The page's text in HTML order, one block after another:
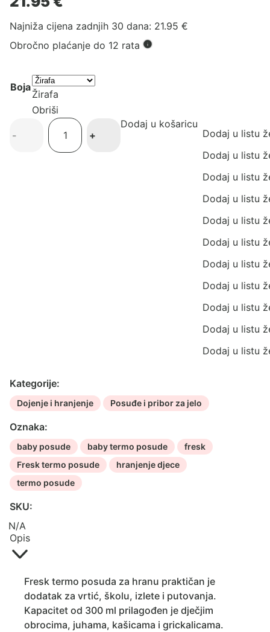
Najniža cijena zadnjih 30 dana: 21.95 €
Obročno plaćanje do 12 rata
Boja
Žirafa
Obriši
termo
- +
Dodaj u košaricu
Dodaj u listu
Dodaj u listu
Dodaj u listu
Dodaj u listu
Dodaj u listu
Dodaj u listu
Dodaj u listu
Dodaj u listu
Dodaj u listu
Dodaj u listu
Dodaj u listu
Kategorije:
Dojenje i hranjenje Posuđe i pribor za jelo
Oznaka:
baby posude baby termo posude
fresk
Fresk termo posude
hranjenje djece
termo posude
SKU:
N/A
Opis
Fresk termo posuda za hranu praktičan je
dodatak za vrtić, školu, izlete i putovanja.
Kapacitet od 300 ml prilagođen je dječjim
obrocima, juhama, kašicama i grickalicama.